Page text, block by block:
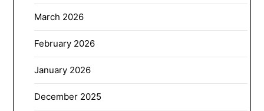
March 2026
February 2026
January 2026
December 2025